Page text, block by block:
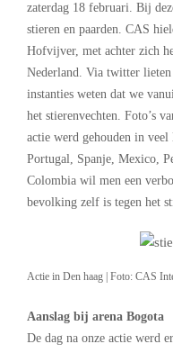
zaterdag 18 februari. Bij
stieren en paarden. CAS
Hofvijver, met achter zich
Nederland. Via twitter
instanties weten dat we
het stierenvechten. Foto’s
actie werd gehouden in
Portugal, Spanje, Mexico,
Colombia wil men een
bevolking zelf is tegen het
Actie in Den haag | Foto: CAS
Aanslag bij arena Bogota
De dag na onze actie werd